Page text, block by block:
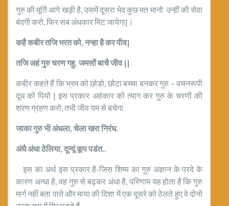
गुरु की मूर्ति आगे खड़ी है, उसमें दूसरा भेद कुछ मत मानो उन्हीं की सेवा
बंदगी करो, फिर सब अंधकार मिट जायेगा|।
कहै कबीर तजि भरत को, नन्हा है कर पीव|
तजि अहं गुरु चरण गहु, जमसों बाचै जीव ||
कबीर कहते हैं कि भ्रम को छोडो, छोटा बच्चा बनकर गुरु – वचनरूपी
दूध को पियो | इस प्रकार अहंकार को त्याग कर गुरु के चरणों की
शरण ग्रहण करो, तभी जीव यम से बचेगा
जाका गुरु भी अंधला, चेला खरा निरंध.
अंधै अंधा ठेलिया, दून्यूं कूप पडंत..
इस का अर्थ इस प्रकार है-जिस शिष्य का गुरु अज्ञान के परदे के
कारण अन्धा है, वह गुरु से बढ़कर अंधा है, परिणाम यह होता है कि गुरु
मार्ग नहीं बता पाते और माया की दिशा में एक दूसरे को ठेलते हुए वे दोनों